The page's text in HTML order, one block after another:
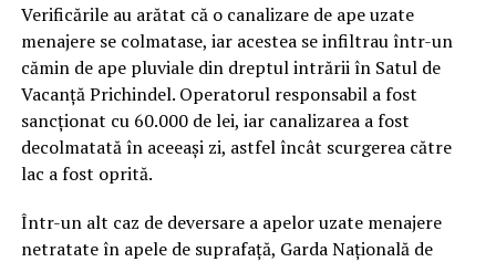
Verificările au arătat că o canalizare de ape uzate
menajere se colmatase, iar acestea se infiltrau într-un
cămin de ape pluviale din dreptul intrării în Satul de
Vacanță Prichindel. Operatorul responsabil a fost
sancționat cu 60.000 de lei, iar canalizarea a fost
decolmatată în aceeași zi, astfel încât scurgerea către
lac a fost oprită.
Într-un alt caz de deversare a apelor uzate menajere
netratate în apele de suprafață, Garda Națională de